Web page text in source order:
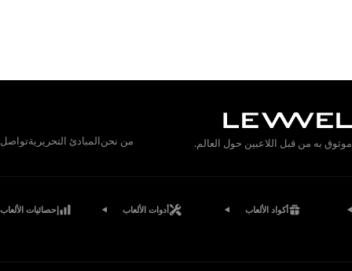
به من قبل اللاعبين حول العالم. من نحن المبادئ التحريرية تواصل
أكواد الألعاب أدوات الألعاب إحصائيات الألعاب